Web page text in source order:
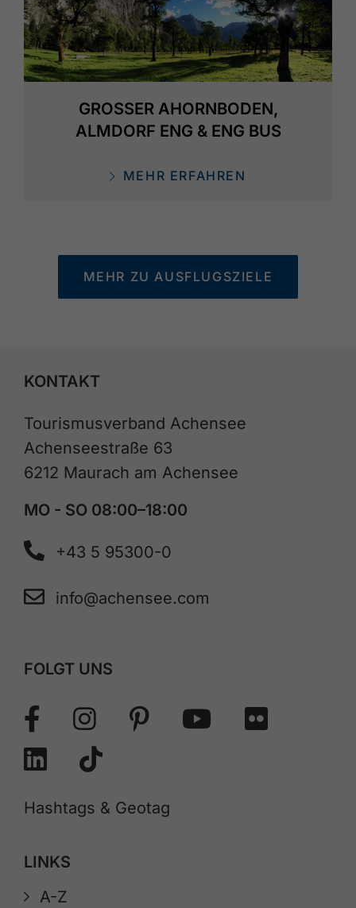
GROSSER AHORNBODEN, A
LMDORF ENG & ENG BUS
MEHR ERFAHREN
MEHR ZU AUSFLUGSZIELE
KONTAKT
Tourismusverband Achensee
Achenseestraße 63
6212 Maurach am Achensee
MO - SO 08:00–18:00
+43 5 95300-0
info@achensee.com
FOLGT UNS
Hashtags & Geotag
LINKS
A-Z